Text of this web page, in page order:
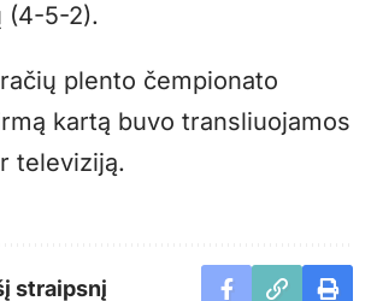
(4-5-2).
plento čempionato
kartą buvo transliuojamos
televiziją.
straipsnį